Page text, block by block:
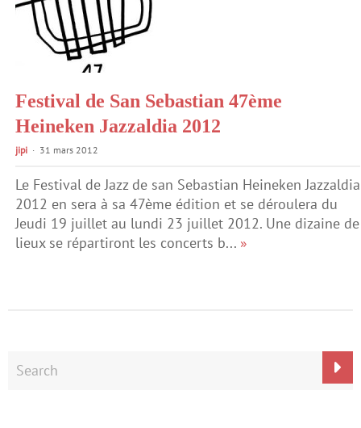
Festival de San Sebastian 47ème
Heineken Jazzaldia 2012
jipi 31 mars 2012
Le Festival de Jazz de san Sebastian Heineken Jazzaldia
2012 en sera à sa 47ème édition et se déroulera du
Jeudi 19 juillet au lundi 23 juillet 2012. Une dizaine de
lieux se répartiront les concerts b... »